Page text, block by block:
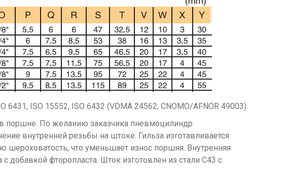
ISO 15552, ISO 6432 (VDMA 24562, CNOMO/AFNOR 49003).
По желанию заказчика пневмоцилиндр
внутренней резьбы на штоке. Гильза изготавливается
шероховатость, что уменьшает износ поршня. Внутренняя
добавкой фторопласта. Шток изготовлен из стали С43 с